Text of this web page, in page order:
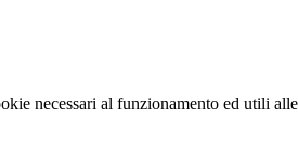
necessari al funzionamento ed utili